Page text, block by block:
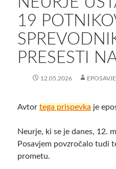
19
PRESESTI
12.05.2026
Avtor tega prispevka je
Neurje, ki se je danes, 12.
Posavjem povzročalo tudi
prometu.